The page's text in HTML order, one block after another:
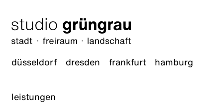
düsseldorf dresden frankfurt hamburg
leistungen